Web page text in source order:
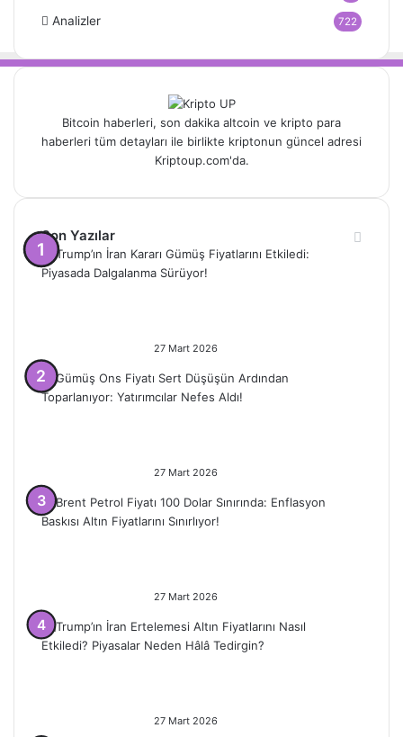
Analizler 722
Bitcoin haberleri, son dakika altcoin ve kripto para
haberleri tüm detayları ile birlikte kriptonun güncel adresi
Kriptoup.com'da.
Son Yazılar
27 Mart 2026
27 Mart 2026
27 Mart 2026
27 Mart 2026